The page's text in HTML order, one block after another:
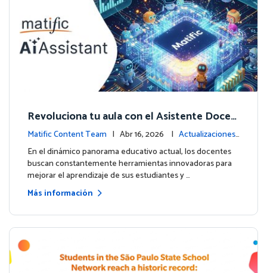
Revoluciona tu aula con el Asistente Docen
te impulsado por IA de Matific
Matific Content Team | Abr 16, 2026 | Actualizaciones
de la plataforma
En el dinámico panorama educativo actual, los docentes
buscan constantemente herramientas innovadoras para
mejorar el aprendizaje de sus estudiantes y …
Más información